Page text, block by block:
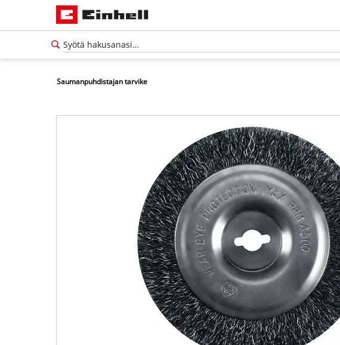
Saumanpuhdistajan tarvike